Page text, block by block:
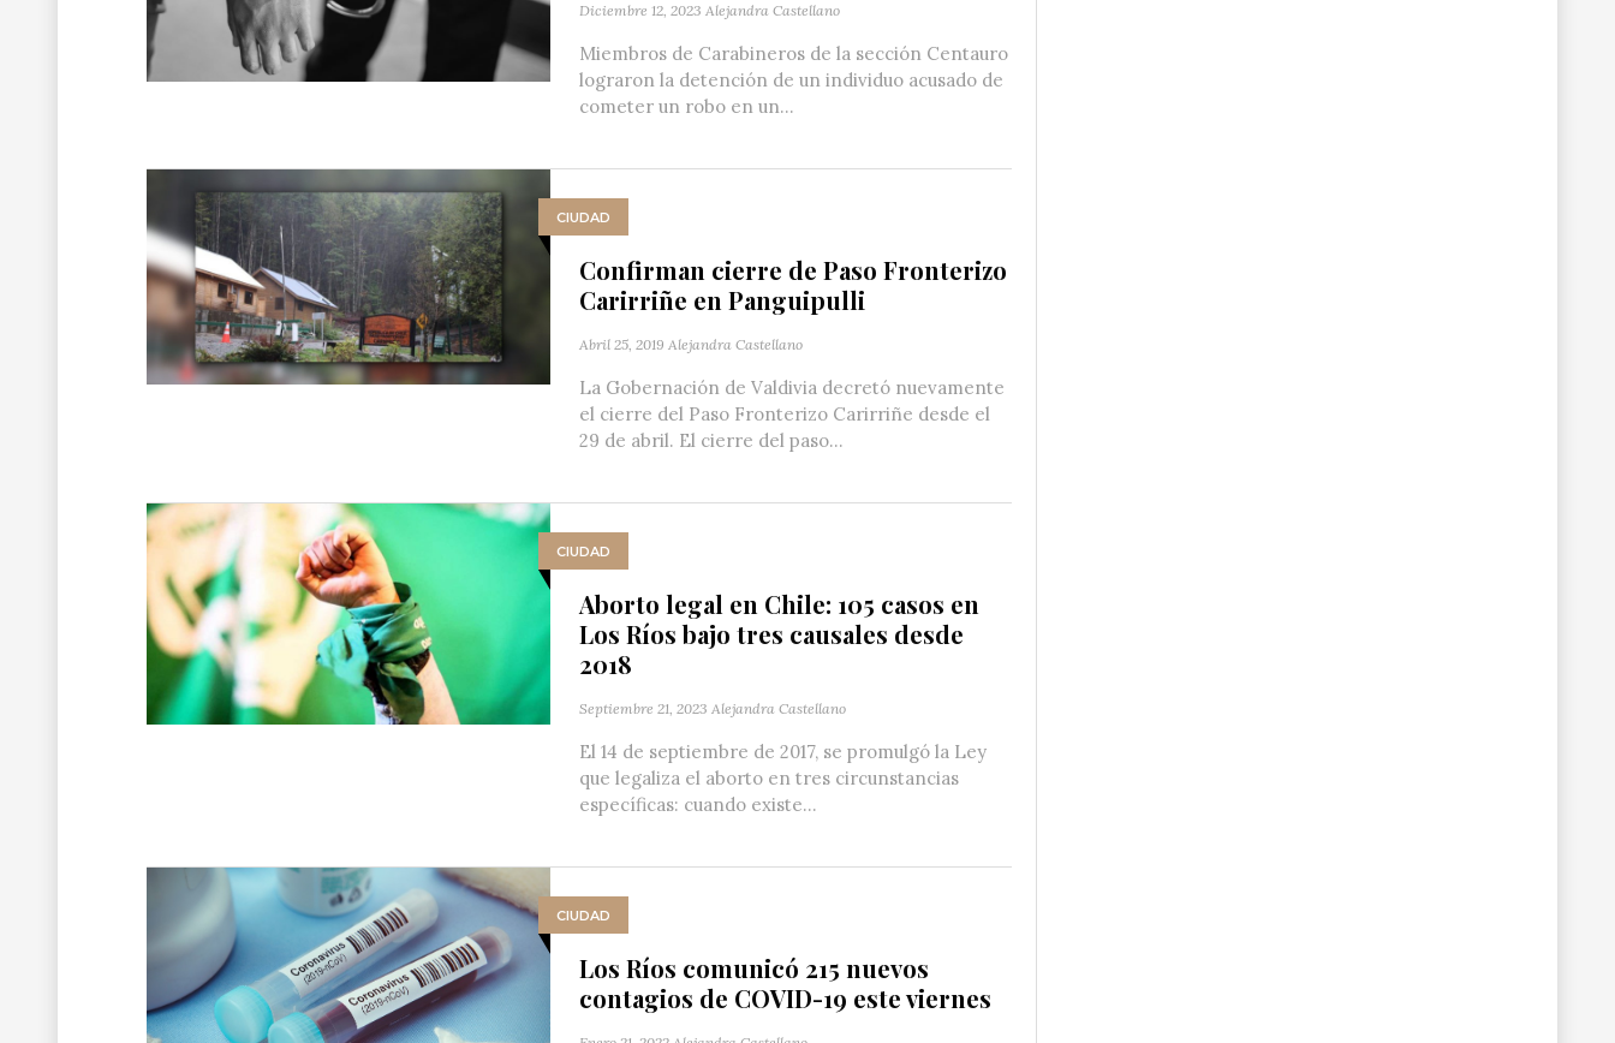
Diciembre 12, 2023 Alejandra Castellano
Miembros de Carabineros de la sección Centauro
lograron la detención de un individuo acusado de
cometer un robo en un...
CIUDAD
Confirman cierre de Paso Fronterizo
Carirriñe en Panguipulli
Abril 25, 2019 Alejandra Castellano
La Gobernación de Valdivia decretó nuevamente
el cierre del Paso Fronterizo Carirriñe desde el
29 de abril. El cierre del paso...
CIUDAD
Aborto legal en Chile: 105 casos en
Los Ríos bajo tres causales desde
2018
Septiembre 21, 2023 Alejandra Castellano
El 14 de septiembre de 2017, se promulgó la Ley
que legaliza el aborto en tres circunstancias
específicas: cuando existe...
CIUDAD
Los Ríos comunicó 215 nuevos
contagios de COVID-19 este viernes